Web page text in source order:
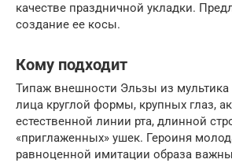
качестве праздничной укладки.
создание ее косы.
Кому подходит
Типаж внешности Эльзы из мультика
лица круглой формы, крупных глаз,
естественной линии рта, длинной
«приглаженных» ушек. Героиня
равноценной имитации образа